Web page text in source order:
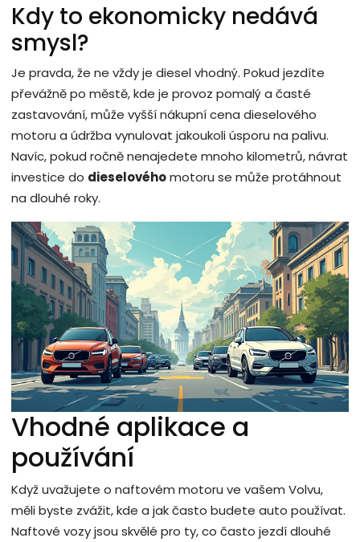
Kdy to ekonomicky nedává
smysl?
Je pravda, že ne vždy je diesel vhodný. Pokud jezdíte
převážně po městě, kde je provoz pomalý a časté
zastavování, může vyšší nákupní cena dieselového
motoru a údržba vynulovat jakoukoli úsporu na palivu.
Navíc, pokud ročně nenajedete mnoho kilometrů, návrat
investice do dieselovéhomotoru se může protáhnout
na dlouhé roky.
Vhodné aplikace a
používání
Když uvažujete o naftovém motoru ve vašem Volvu,
měli byste zvážit, kde a jak často budete auto používat.
Naftové vozy jsou skvělé pro ty, co často jezdí dlouhé